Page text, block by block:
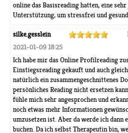
online das Basisreading hatten, eine
Unterstützung, um stressfrei und
silke.gesslein
2021-01-09 18:25
Ich habe mir das Online Profilreading
Einstiegsreading gekauft und auch
natürlich ein zusammengeschnittenes
persönliches Reading nicht ersetzen
fühle mich sehr angesprochen und
noch etwas mehr Informationen
umzusetzen ist. Aber da werde ich dann
buchen. Da ich selbst Therapeutin bin,